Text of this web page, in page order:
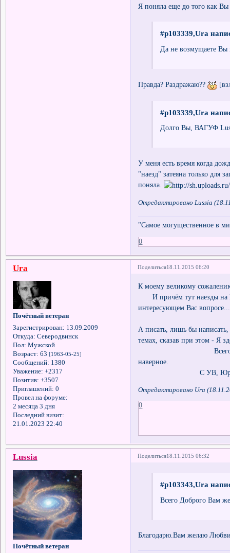
Я поняла еще до того как Вы
#p103339,Ura
Да не возмущаете Вы
Правда? Раздражаю??
#p103339,Ura
Долго Вы, ВАГУФ
У меня есть время когда
"наезд" затеяна только для
поняла.
Отредактировано Lussia
"Самое могущественное в
0
Поделиться18.11.2015 06:20
Ura
Почётный ветеран
Зарегистрирован: 13.09.2009
Откуда: Северодвинск
Пол: Мужской
Возраст: 63 [1963-05-25]
Сообщений: 1380
Уважение: +2317
Позитив: +3507
Приглашений: 0
Провел на форуме:
2 месяца 3 дня
Последний визит:
21.01.2023 22:40
К моему великому
И причём тут наезды на
интересующем Вас
А писать, лишь бы
темах, сказав при этом - Я
Всего Доброго Вам
наверное.
С УВ,
Отредактировано Ura
0
Поделиться18.11.2015 06:32
Lussia
Почётный ветеран
#p103343,Ura
Всего Доброго Вам
Благодарю.Вам желаю